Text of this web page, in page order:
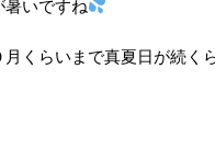
暑いですね
月くらいまで真夏日が続く